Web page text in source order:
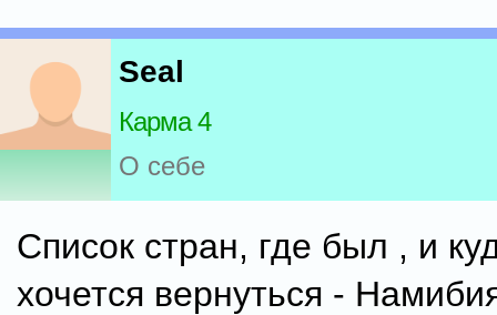
Seal
Карма 4
О себе
Список стран, где был , и
хочется вернуться -